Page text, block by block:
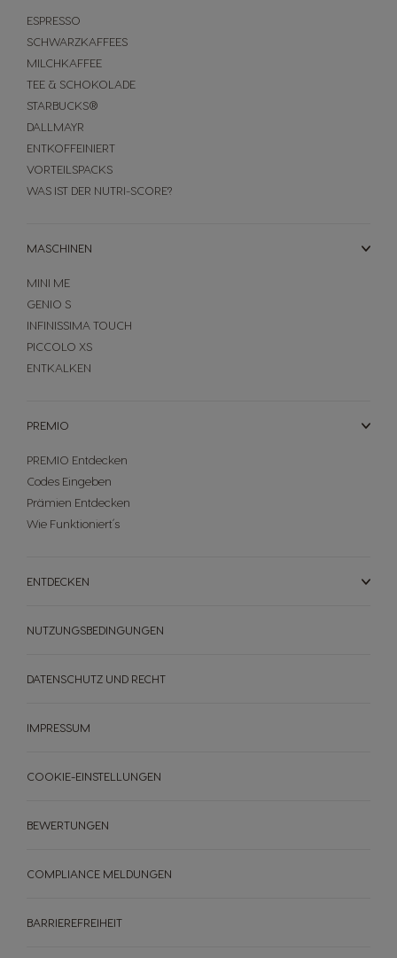
ESPRESSO
SCHWARZKAFFEES
MILCHKAFFEE
TEE & SCHOKOLADE
STARBUCKS®
DALLMAYR
ENTKOFFEINIERT
VORTEILSPACKS
WAS IST DER NUTRI-SCORE?
MASCHINEN
MINI ME
GENIO S
INFINISSIMA TOUCH
PICCOLO XS
ENTKALKEN
PREMIO
PREMIO Entdecken
Codes Eingeben
Prämien Entdecken
Wie Funktioniert´s
ENTDECKEN
NUTZUNGSBEDINGUNGEN
DATENSCHUTZ UND RECHT
IMPRESSUM
COOKIE-EINSTELLUNGEN
BEWERTUNGEN
COMPLIANCE MELDUNGEN
BARRIEREFREIHEIT